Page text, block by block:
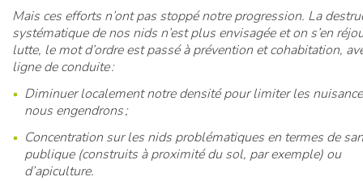
Mais ces efforts n’ont pas stoppé notre progression. La
systématique de nos nids n’est plus envisagée et on s’en
lutte, le mot d’ordre est passé à prévention et cohabitation,
ligne de conduite :
Diminuer localement notre densité pour limiter les
nous engendrons ;
Concentration sur les nids problématiques en termes de
publique (construits à proximité du sol, par exemple) ou
d’apiculture.